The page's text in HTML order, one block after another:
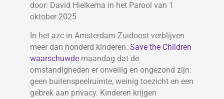
door: David Hielkema in het Parool van 1
oktober 2025
In het azc in Amsterdam-Zuidoost verblijven
meer dan honderd kinderen. Save the Children
waarschuwde maandag dat de
omstandigheden er onveilig en ongezond zijn:
geen buitenspeelruimte, weinig toezicht en een
gebrek aan privacy. Kinderen krijgen